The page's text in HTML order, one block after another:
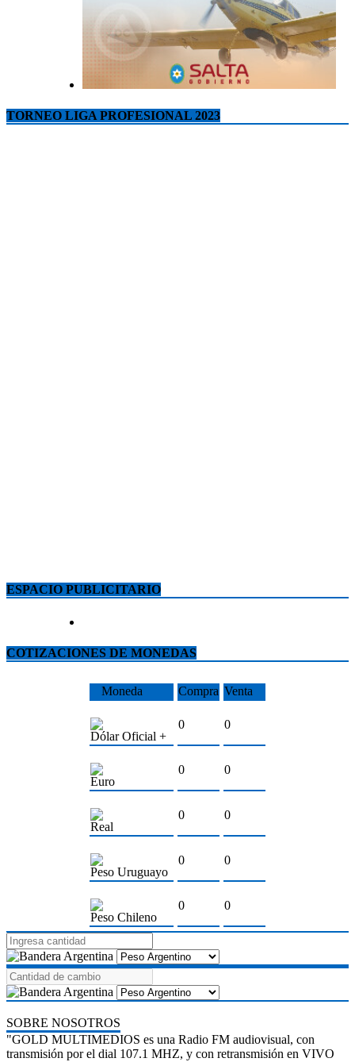
TORNEO LIGA PROFESIONAL 2023
ESPACIO PUBLICITARIO
COTIZACIONES DE MONEDAS
Moneda Compra Venta
Dólar Oficial +
0 0
Euro
0 0
Real
0 0
Peso Uruguayo
0 0
Peso Chileno
0 0
SOBRE NOSOTROS
"GOLD MULTIMEDIOS es una Radio FM audiovisual, con
transmisión por el dial 107.1 MHZ, y con retransmisión en VIVO